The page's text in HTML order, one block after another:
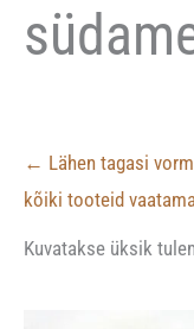
← Lähen tagasi
kõiki tooteid
Kuvatakse üksik